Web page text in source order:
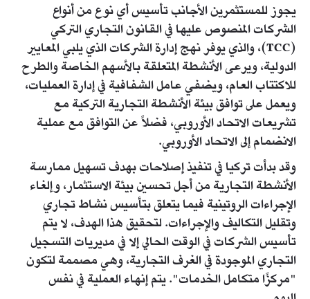
يجوز للمستثمرين الأجانب تأسيس أي نوع من أنواع
الشركات المنصوص عليها في القانون التجاري التركي
(TCC)، والذي يوفر نهج إدارة الشركات الذي يلبي المعايير
الدولية، ويرعى الأنشطة المتعلقة بالأسهم الخاصة والطرح
للاكتتاب العام، ويضفي عامل الشفافية في إدارة العمليات،
ويعمل على توافق بيئة الأنشطة التجارية التركية مع
تشريعات الاتحاد الأوروبي، فضلاً عن التوافق مع عملية
الانضمام إلى الاتحاد الأوروبي.
وقد بدأت تركيا في تنفيذ إصلاحات بهدف تسهيل ممارسة
الأنشطة التجارية من أجل تحسين بيئة الاستثمار، وإلغاء
الإجراءات الروتينية فيما يتعلق بتأسيس نشاط تجاري
وتقليل التكاليف والإجراءات. لتحقيق هذا الهدف، لا يتم
تأسيس الشركات في الوقت الحالي إلا في مديريات التسجيل
التجاري الموجودة في الغرف التجارية، وهي مصممة لتكون
"مركزًا متكامل الخدمات". يتم إنهاء العملية في نفس